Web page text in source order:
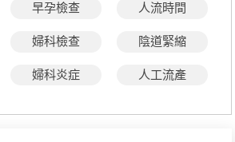
早孕檢查 人流時間
婦科檢查 陰道緊縮
婦科炎症 人工流產